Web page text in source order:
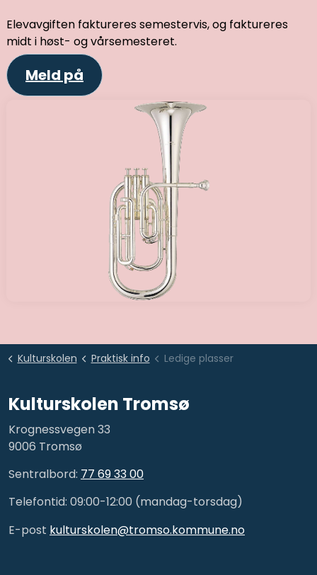
Elevavgiften faktureres semestervis, og faktureres
midt i høst- og vårsemesteret.
Meld på
Kulturskolen Praktisk info Ledige plasser
Kulturskolen Tromsø
Krognessvegen 33
9006 Tromsø
Sentralbord: 77 69 33 00
Telefontid: 09:00-12:00 (mandag-torsdag)
E-post kulturskolen@tromso.kommune.no